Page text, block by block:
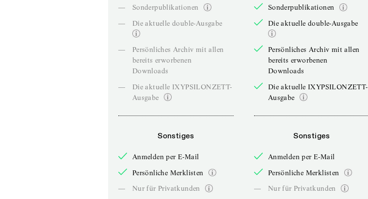
—
Sonderpublikationen
—
Die aktuelle double-Ausgabe
—
Persönliches Archiv mit allen
bereits erworbenen
Downloads
—
Die aktuelle IXYPSILONZETT-
Ausgabe
Sonstiges
Anmelden per E-Mail
Persönliche Merklisten
—
Nur für Privatkunden
Sonderpublikationen
Die aktuelle double-Ausgabe
Persönliches Archiv mit allen
bereits erworbenen
Downloads
Die aktuelle IXYPSILONZETT-
Ausgabe
Sonstiges
Anmelden per E-Mail
Persönliche Merklisten
—
Nur für Privatkunden